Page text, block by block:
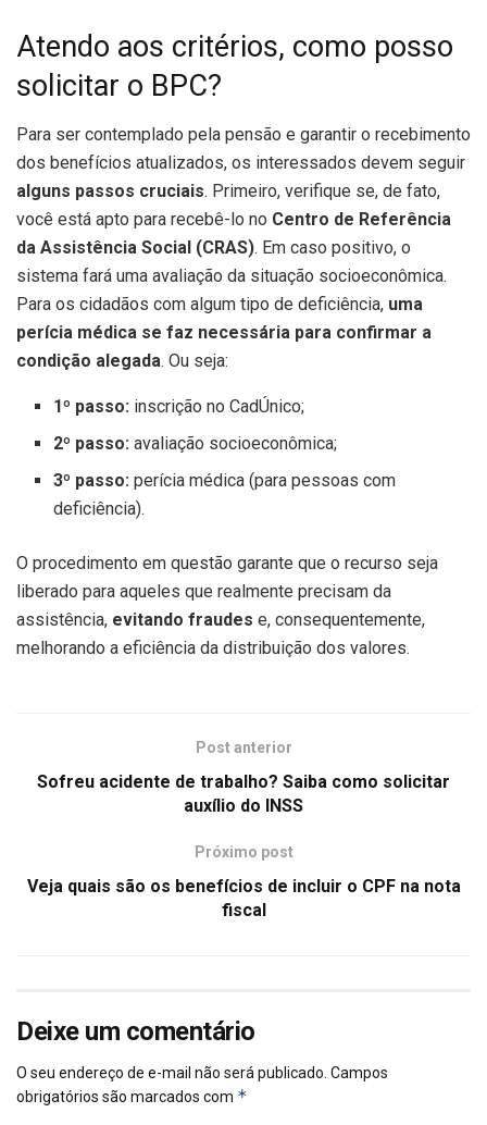
Atendo aos critérios, como posso
solicitar o BPC?
Para ser contemplado pela pensão e garantir o recebimento
dos benefícios atualizados, os interessados devem seguir
alguns passos cruciais. Primeiro, verifique se, de fato,
você está apto para recebê-lo no Centro de Referência
da Assistência Social (CRAS). Em caso positivo, o
sistema fará uma avaliação da situação socioeconômica.
Para os cidadãos com algum tipo de deficiência, uma
perícia médica se faz necessária para confirmar a
condição alegada. Ou seja:
1º passo: inscrição no CadÚnico;
2º passo: avaliação socioeconômica;
3º passo: perícia médica (para pessoas com
deficiência).
O procedimento em questão garante que o recurso seja
liberado para aqueles que realmente precisam da
assistência, evitando fraudes e, consequentemente,
melhorando a eficiência da distribuição dos valores.
Post anterior
Sofreu acidente de trabalho? Saiba como solicitar
auxílio do INSS
Próximo post
Veja quais são os benefícios de incluir o CPF na nota
fiscal
Deixe um comentário
O seu endereço de e-mail não será publicado. Campos
obrigatórios são marcados com *